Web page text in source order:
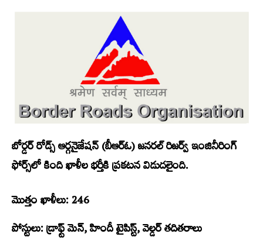
బోర్డర్‌ రోడ్స్​‍ ఆర్గనైజేషన్‌ (బీఆర్‌ఓ) జనరల్‌ రిజర్వ్ ఇంజినీరింగ్‌
ఫోర్స్​‍లో కింది ఖాళీల భర్తీకి ప్రకటన విడుదలైంది.
మొత్తం ఖాళీలు: 246
పోస్టులు: డ్రాఫ్ట్ మెన్‌, హిందీ టైపిస్ట్, వెల్డర్‌ తదితరాలు